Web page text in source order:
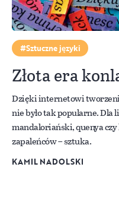
Sztuczne języki
Złota era
Dzięki internetowi
nie było tak popularne.
mandaloriański, quenya
zapaleńców – sztuka.
KAMIL NADOLSKI